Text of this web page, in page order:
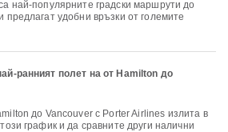
най-популярните градски маршрути до
удобни връзки от големите
ранният полет на от Hamilton до
график и да сравните други налични